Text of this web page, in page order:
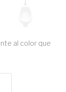
al color que